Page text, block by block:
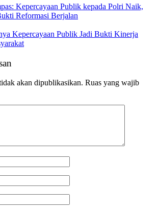
Kepercayaan Publik kepada Polri Naik,
Reformasi Berjalan
Kepercayaan Publik Jadi Bukti Kinerja
akan dipublikasikan. Ruas yang wajib